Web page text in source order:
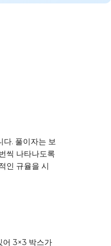
다. 풀이자는 보
씩 나타나도록
인 규율을 시
어 3×3 박스가